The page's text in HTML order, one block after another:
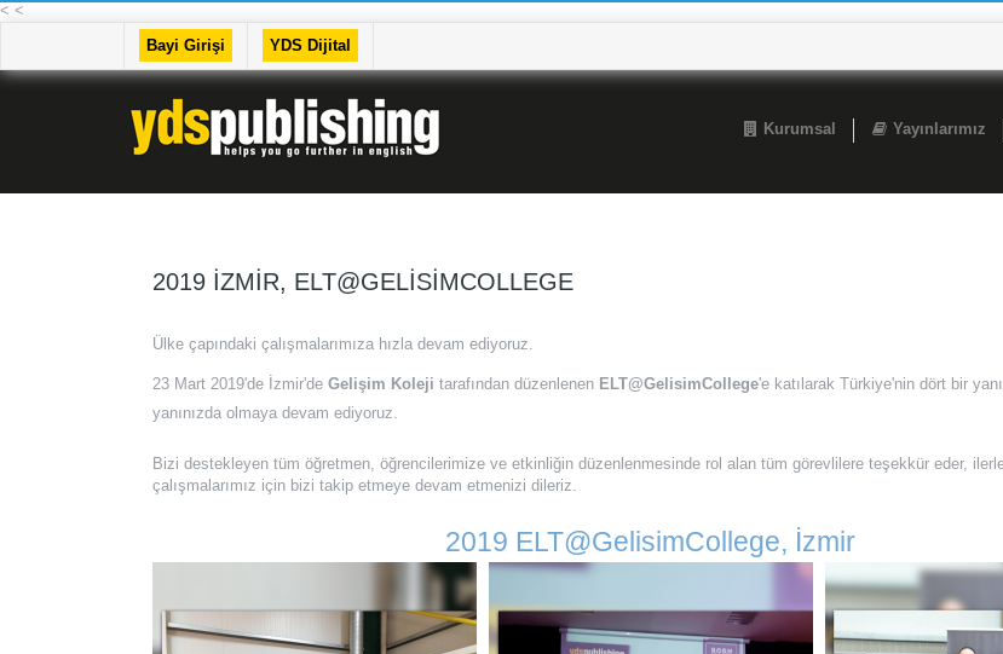
< <
Bayi Girişi
YDS Dijital
Kurumsal Yayınlarımız
2019 İZMIR, ELT@GELISIMCOLLEGE
Ülke çapındaki çalışmalarımıza hızla devam ediyoruz.
23 Mart 2019'de İzmir'de Gelişim Koleji tarafından düzenlenen ELT@GelisimCollege'e katılarak Türkiye'nin dört bir
yanınızda olmaya devam ediyoruz.
Bizi destekleyen tüm öğretmen, öğrencilerimize ve etkinliğin düzenlenmesinde rol alan tüm görevlilere teşekkür eder,
çalışmalarımız için bizi takip etmeye devam etmenizi dileriz.
2019 ELT@GelisimCollege, İzmir